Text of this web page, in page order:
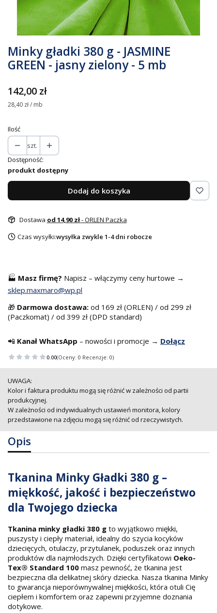
Minky gładki 380 g - JASMINE
GREEN - jasny zielony - 5 mb
Cena
142,00 zł
28,40 zł / mb
Ilość
szt.
Dostępność:
produkt dostępny
Dodaj do koszyka
Dostawa od 14,90 zł- ORLEN Paczka
Czas wysyłki:wysyłka zwykle 1-4 dni robocze
🏭 Masz firmę? Napisz – włączymy ceny hurtowe →
sklep.maxmaro@wp.pl
🎁 Darmowa dostawa: od 169 zł (ORLEN) / od 299 zł
(Paczkomat) / od 399 zł (DPD standard)
📲 Kanał WhatsApp – nowości i promocje → Dołącz
0.00(Oceny: 0 Recenzje: 0)
UWAGA:
Kolor i faktura produktu mogą się różnić w zależności od partii
produkcyjnej.
W zależności od indywidualnych ustawień monitora, kolory
przedstawione na zdjęciu mogą się różnić od rzeczywistych.
Opis
Tkanina Minky Gładki 380 g –
miękkość, jakość i bezpieczeństwo
dla Twojego dziecka
Tkanina minky gładki 380 g to wyjątkowo miękki,
puszysty i ciepły materiał, idealny do szycia kocyków
dziecięcych, otulaczy, przytulanek, poduszek oraz innych
produktów dla najmłodszych. Dzięki certyfikatowi Oeko-
Tex® Standard 100 masz pewność, że tkanina jest
bezpieczna dla delikatnej skóry dziecka. Nasza tkanina Minky
to gwarancja nieporównywalnej miękkości, która otuli Cię
ciepłem i komfortem oraz zapewni przyjemne doznania
dotykowe.